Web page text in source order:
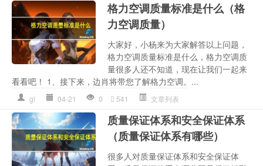
格力空调质量标准是什么（格
力空调质量）
大家好，小杨来为大家解答以上问题，
格力空调质量标准是什么，格力空调质
量很多人还不知道，现在让我们一起来
看看吧！ 1、接下来，边肖将带您了解格力空调。...
gl 04-21 0 541 文章列表
质量保证体系和安全保证体系
（质量保证体系有哪些）
很多人对质量保证体系和安全保证体